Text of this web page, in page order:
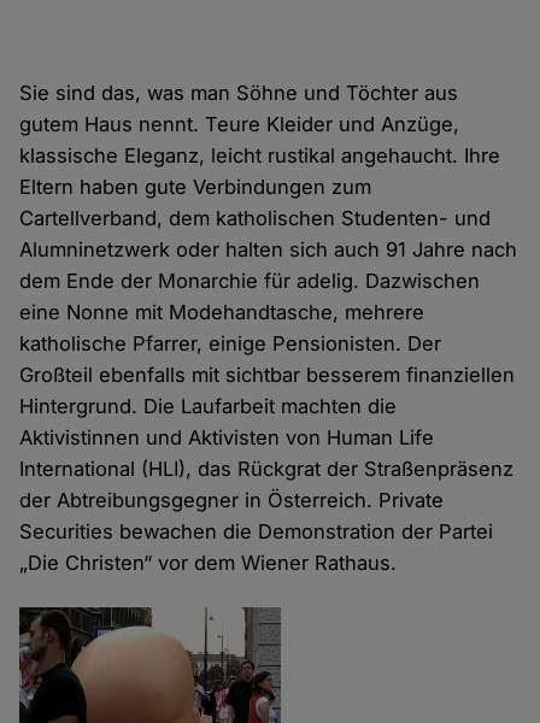
Sie sind das, was man Söhne und Töchter aus
gutem Haus nennt. Teure Kleider und Anzüge,
klassische Eleganz, leicht rustikal angehaucht. Ihre
Eltern haben gute Verbindungen zum
Cartellverband, dem katholischen Studenten- und
Alumninetzwerk oder halten sich auch 91 Jahre nach
dem Ende der Monarchie für adelig. Dazwischen
eine Nonne mit Modehandtasche, mehrere
katholische Pfarrer, einige Pensionisten. Der
Großteil ebenfalls mit sichtbar besserem finanziellen
Hintergrund. Die Laufarbeit machten die
Aktivistinnen und Aktivisten von Human Life
International (HLI), das Rückgrat der Straßenpräsenz
der Abtreibungsgegner in Österreich. Private
Securities bewachen die Demonstration der Partei
„Die Christen“ vor dem Wiener Rathaus.